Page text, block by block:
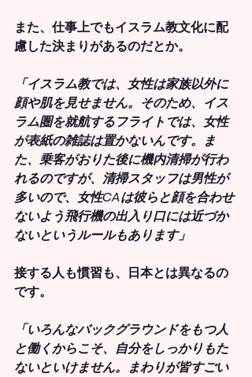
また、仕事上でもイスラム教文化に配
慮した決まりがあるのだとか。
「イスラム教では、女性は家族以外に
顔や肌を見せません。そのため、イス
ラム圏を就航するフライトでは、女性
が表紙の雑誌は置かないんです。ま
た、乗客がおりた後に機内清掃が行わ
れるのですが、清掃スタッフは男性が
多いので、女性CAは彼らと顔を合わせ
ないよう飛行機の出入り口には近づか
ないというルールもあります」
接する人も慣習も、日本とは異なるの
です。
「いろんなバックグラウンドをもつ人
と働くからこそ、自分をしっかりもた
ないといけません。まわりが皆すごい